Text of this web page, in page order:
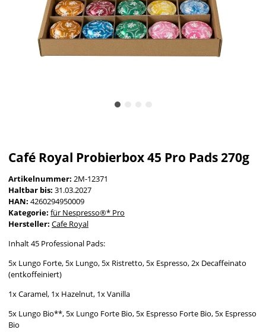
Café Royal Probierbox 45 Pro Pads 270g
Artikelnummer: 2M-12371
Haltbar bis: 31.03.2027
HAN: 4260294950009
Kategorie: für Nespresso®* Pro
Hersteller: Cafe Royal
Inhalt 45 Professional Pads:
5x Lungo Forte, 5x Lungo, 5x Ristretto, 5x Espresso, 2x Decaffeinato
(entkoffeiniert)
1x Caramel, 1x Hazelnut, 1x Vanilla
5x Lungo Bio**, 5x Lungo Forte Bio, 5x Espresso Forte Bio, 5x Espresso
Bio